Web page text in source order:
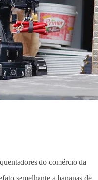
do comércio da
semelhante a bananas de